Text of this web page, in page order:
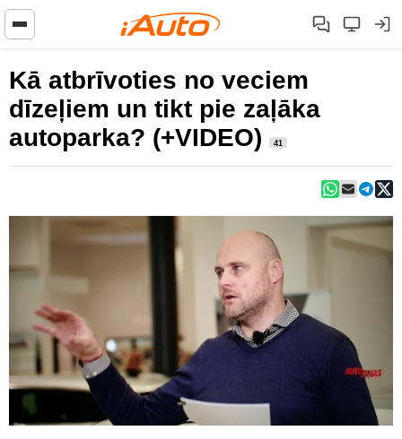
Kā atbrīvoties no veciem
dīzeļiem un tikt pie zaļāka
autoparka? (+VIDEO)
41